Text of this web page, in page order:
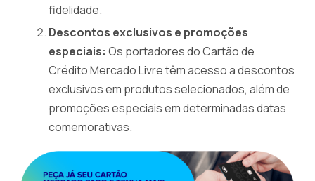
fidelidade.
Descontos exclusivos e promoções
especiais: Os portadores do Cartão de
Crédito Mercado Livre têm acesso a descontos
exclusivos em produtos selecionados, além de
promoções especiais em determinadas datas
comemorativas.